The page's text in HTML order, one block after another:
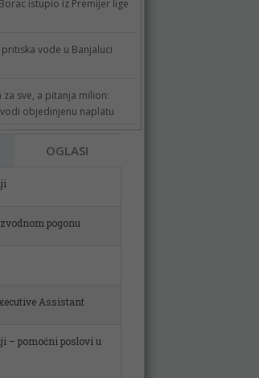
istupio iz Premijer lige
vode u Banjaluci
za sve, a pitanja milion:
objedinjenu naplatu
OGLASI
pogonu
Assistant
– pomoćni poslovi u